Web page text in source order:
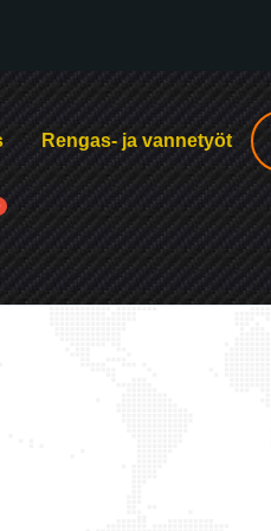
Rengas- ja vannetyöt